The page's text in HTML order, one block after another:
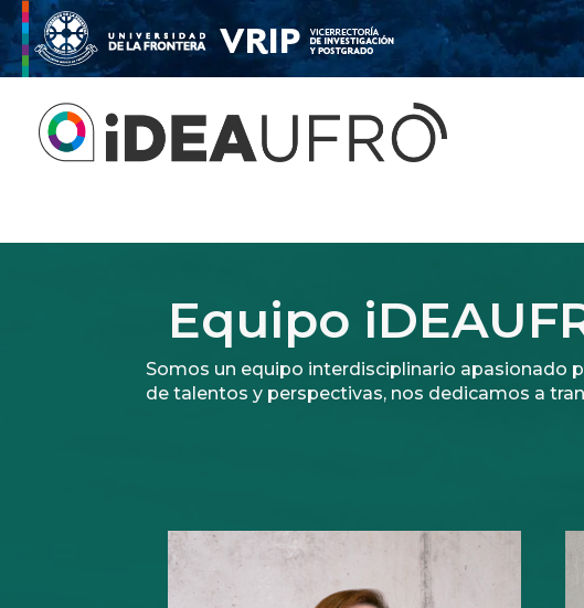
Equipo
Somos un equipo interdisciplinario apasionado
de talentos y perspectivas, nos dedicamos a